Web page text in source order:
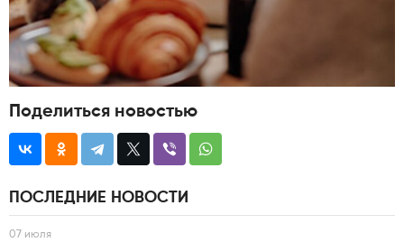
Поделиться новостью
ПОСЛЕДНИЕ НОВОСТИ
07 июля